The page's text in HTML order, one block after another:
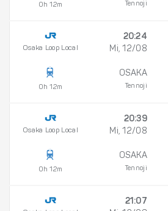
0h 12m Tennoji
Osaka Loop Local
0h 12m
20:24
Mi, 12/08
OSAKA
Tennoji
Osaka Loop Local
0h 12m
20:39
Mi, 12/08
OSAKA
Tennoji
21:07